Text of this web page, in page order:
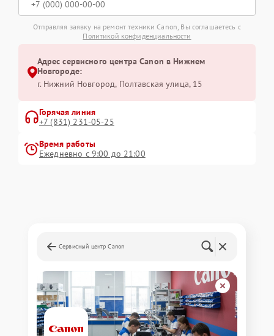
Отправляя заявку на ремонт техники Canon, Вы соглашаетесь с
Политикой конфиденциальности
Адрес сервисного центра Canon в Нижнем
Новгороде:
г. Нижний Новгород, Полтавская улица, 15
Горячая линия
+7 (831) 231-05-25
Время работы
Ежедневно с 9:00 до 21:00
Сервисный центр Canon